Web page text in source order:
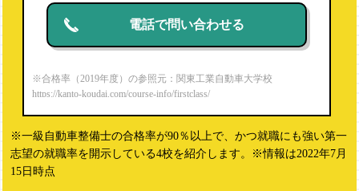
電話で問い合わせる
※合格率（2019年度）の参照元：関東工業自動車大学校
https://kanto-koudai.com/course-info/firstclass/
※一級自動車整備士の合格率が90％以上で、かつ就職にも強い第一
志望の就職率を開示している4校を紹介します。※情報は2022年7月
15日時点